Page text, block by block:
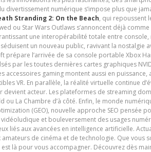
divertissement numérique s’impose plus que
Stranding 2: On the Beach, qui repoussent
ou Star Wars Outlaws s’annoncent déjà
une interopérabilité totale entre
un nouveau public, ravivant la
l’arrivée de sa console portable Xbox
par les toutes dernières cartes graphiques
gaming montent aussi en
VR. En parallèle, la réalité virtuelle continue
acteur. Les plateformes de streaming
La Chambre d’à côté. Enfin, le monde
(GEO), nouvelle approche SEO pensée
et bouleversement des usages
aux avancées en intelligence artificielle.
de cinéma et de technologie. Que
là pour vous accompagner. Découvrez dès